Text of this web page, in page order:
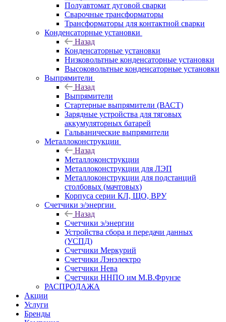
Полуавтомат дуговой сварки
Сварочные трансформаторы
Трансформаторы для контактной сварки
Конденсаторные установки
Назад
Конденсаторные установки
Низковольтные конденсаторные установки
Высоковольтные конденсаторные установки
Выпрямители
Назад
Выпрямители
Стартерные выпрямители (ВАСТ)
Зарядные устройства для тяговых
аккумуляторных батарей
Гальванические выпрямители
Металлоконструкции
Назад
Металлоконструкции
Металлоконструкции для ЛЭП
Металлоконструкции для подстанций
столбовых (мачтовых)
Корпуса серии КЛ, ЩО, ВРУ
Счетчики э/энергии
Назад
Счетчики э/энергии
Устройства сбора и передачи данных
(УСПД)
Счетчики Меркурий
Счетчики Лэнэлектро
Счетчики Нева
Счетчики ННПО им М.В.Фрунзе
РАСПРОДАЖА
Акции
Услуги
Бренды